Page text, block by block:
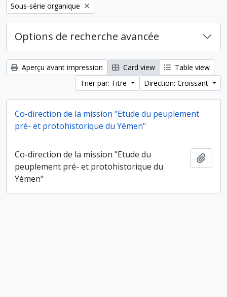
Remove filter:
Sous-série organique
Options de recherche avancée
Aperçu avant impression Card view
Table view
Trier par: Titre
Direction: Croissant
Co-direction de la mission "Etude du peuplement
pré- et protohistorique du Yémen"
Co-direction de la mission "Etude du
peuplement pré- et protohistorique du
Yémen"